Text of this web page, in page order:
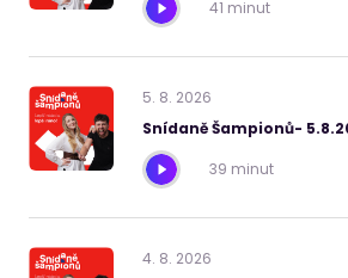
41 minut
5. 8. 2026
Snídaně Šampionů-
39 minut
4. 8. 2026